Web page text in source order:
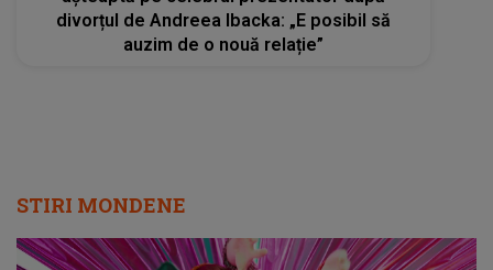
divorțul de Andreea Ibacka: „E posibil să
auzim de o nouă relație”
STIRI MONDENE